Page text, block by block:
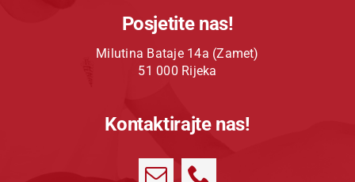
Posjetite nas!
Milutina Bataje 14a (Zamet)
51 000 Rijeka
Kontaktirajte nas!